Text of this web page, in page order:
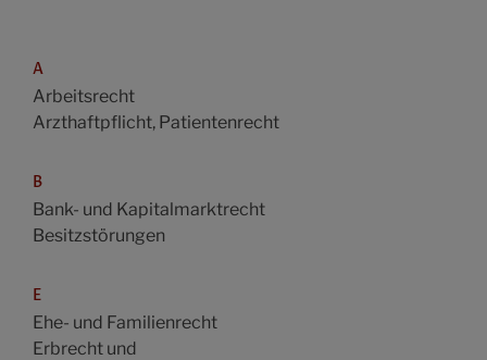
A
Arbeitsrecht
Arzthaftpflicht, Patientenrecht
B
Bank- und Kapitalmarktrecht
Besitzstörungen
E
Ehe- und Familienrecht
Erbrecht und